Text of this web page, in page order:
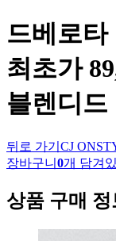
드베로타
최초가
블렌디드
뒤로 가기 CJ
장바구니 0개 담겨
상품 구매 정